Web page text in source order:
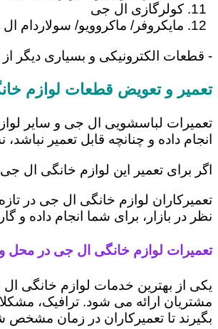
کولرگازی ال جی
مایکروفر/ ماکروویو/ سولاردام
- قطعات الکترونیکی و بسیاری دیگر
تعمیر و تعویض قطعات لوازم
تعمیرات لباسشویی ال جی و سایر
انجام داده و چنانچه قابل تعمیر
اگر برای تعمیر این لوازم خانگی ال
تعمیرکاران لوازم خانگی ال جی در
نظر در بازار، برای شما انجام داده و
تعمیرات لوازم خانگی ال جی در محل و
یکی از بهترین خدمات لوازم خانگی
مشتریان ارائه می شود. ترافیک،
بگیرند تا تعمیرکاران در زمان